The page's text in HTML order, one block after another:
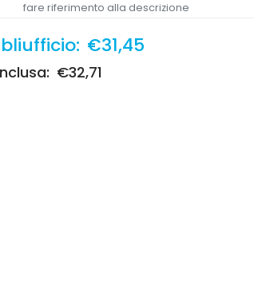
fare riferimento alla descrizione
€31,45
€32,71